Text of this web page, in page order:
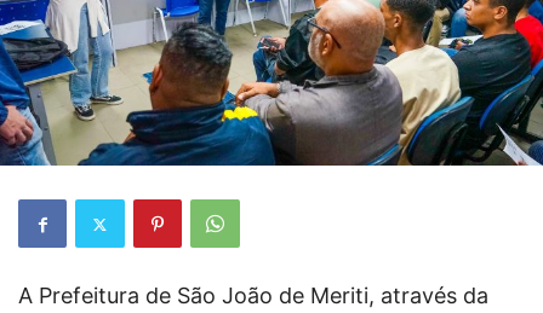
A Prefeitura de São João de Meriti, através da